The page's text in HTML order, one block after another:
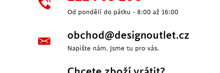
Od pondělí do pátku - 8:00 až 16:00
obchod@designoutlet.cz
Napište nám. Jsme tu pro vás.